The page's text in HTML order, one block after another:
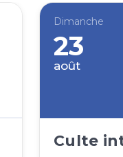
Dimanche
23
août
Culte